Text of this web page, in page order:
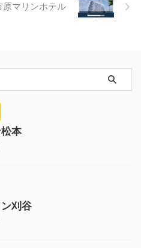
原マリンホテル
本
刈谷